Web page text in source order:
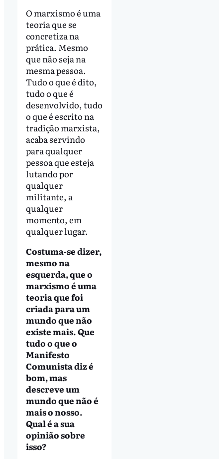
O marxismo é uma
teoria que se
concretiza na
prática. Mesmo
que não seja na
mesma pessoa.
Tudo o que é dito,
tudo o que é
desenvolvido, tudo
o que é escrito na
tradição marxista,
acaba servindo
para qualquer
pessoa que esteja
lutando por
qualquer
militante, a
qualquer
momento, em
qualquer lugar.
Costuma-se dizer,
mesmo na
esquerda, que o
marxismo é uma
teoria que foi
criada para um
mundo que não
existe mais. Que
tudo o que o
Manifesto
Comunista diz é
bom, mas
descreve um
mundo que não é
mais o nosso.
Qual é a sua
opinião sobre
isso?